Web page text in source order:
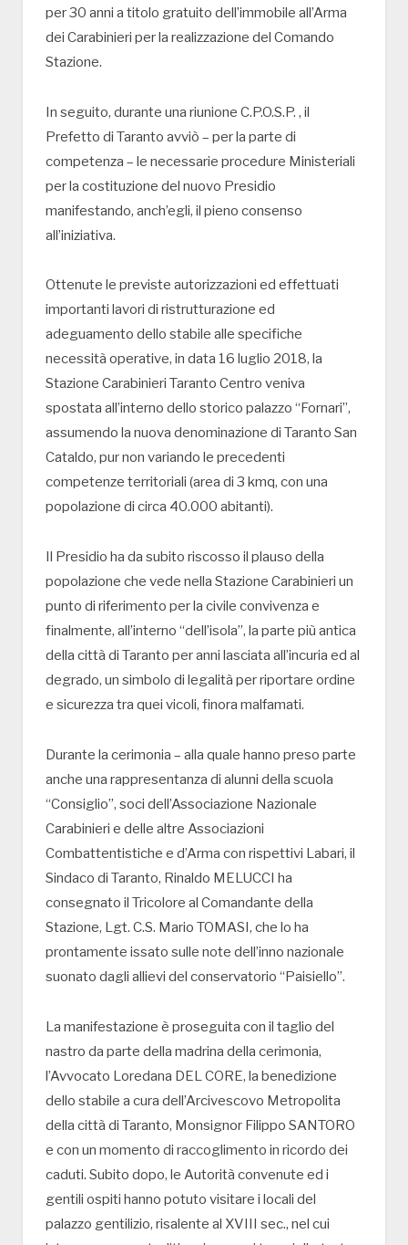
per 30 anni a titolo gratuito dell’immobile all’Arma
dei Carabinieri per la realizzazione del Comando
Stazione.
In seguito, durante una riunione C.P.O.S.P. , il
Prefetto di Taranto avviò – per la parte di
competenza – le necessarie procedure Ministeriali
per la costituzione del nuovo Presidio
manifestando, anch’egli, il pieno consenso
all’iniziativa.
Ottenute le previste autorizzazioni ed effettuati
importanti lavori di ristrutturazione ed
adeguamento dello stabile alle specifiche
necessità operative, in data 16 luglio 2018, la
Stazione Carabinieri Taranto Centro veniva
spostata all’interno dello storico palazzo “Fornari”,
assumendo la nuova denominazione di Taranto San
Cataldo, pur non variando le precedenti
competenze territoriali (area di 3 kmq, con una
popolazione di circa 40.000 abitanti).
Il Presidio ha da subito riscosso il plauso della
popolazione che vede nella Stazione Carabinieri un
punto di riferimento per la civile convivenza e
finalmente, all’interno “dell’isola”, la parte più antica
della città di Taranto per anni lasciata all’incuria ed al
degrado, un simbolo di legalità per riportare ordine
e sicurezza tra quei vicoli, finora malfamati.
Durante la cerimonia – alla quale hanno preso parte
anche una rappresentanza di alunni della scuola
“Consiglio”, soci dell’Associazione Nazionale
Carabinieri e delle altre Associazioni
Combattentistiche e d’Arma con rispettivi Labari, il
Sindaco di Taranto, Rinaldo MELUCCI ha
consegnato il Tricolore al Comandante della
Stazione, Lgt. C.S. Mario TOMASI, che lo ha
prontamente issato sulle note dell’inno nazionale
suonato dagli allievi del conservatorio “Paisiello”.
La manifestazione è proseguita con il taglio del
nastro da parte della madrina della cerimonia,
l’Avvocato Loredana DEL CORE, la benedizione
dello stabile a cura dell’Arcivescovo Metropolita
della città di Taranto, Monsignor Filippo SANTORO
e con un momento di raccoglimento in ricordo dei
caduti. Subito dopo, le Autorità convenute ed i
gentili ospiti hanno potuto visitare i locali del
palazzo gentilizio, risalente al XVIII sec., nel cui